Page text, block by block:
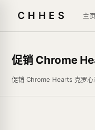
CHHES 主页
促销 Chrome
促销 Chrome Hearts 克罗心